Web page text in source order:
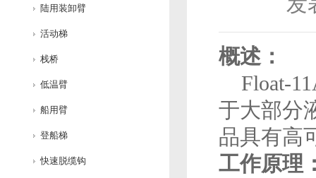
陆用装卸臂
活动梯
栈桥
低温臂
船用臂
登船梯
快速脱缆钩
概述：
Float-
于大部分
品具有高
工作原理